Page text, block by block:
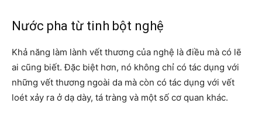
Nước pha từ tinh bột nghệ
Khả năng làm lành vết thương của nghệ là điều mà có lẽ
ai cũng biết. Đặc biệt hơn, nó không chỉ có tác dụng với
những vết thương ngoài da mà còn có tác dụng với vết
loét xảy ra ở dạ dày, tá tràng và một số cơ quan khác.